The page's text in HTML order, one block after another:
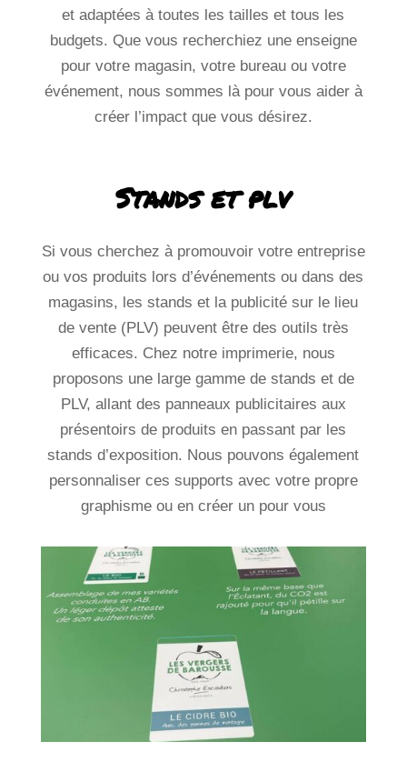
et adaptées à toutes les tailles et tous les
budgets. Que vous recherchiez une enseigne
pour votre magasin, votre bureau ou votre
événement, nous sommes là pour vous aider à
créer l’impact que vous désirez.
Si vous cherchez à promouvoir votre entreprise
ou vos produits lors d’événements ou dans des
magasins, les stands et la publicité sur le lieu
de vente (PLV) peuvent être des outils très
efficaces. Chez notre imprimerie, nous
proposons une large gamme de stands et de
PLV, allant des panneaux publicitaires aux
présentoirs de produits en passant par les
stands d’exposition. Nous pouvons également
personnaliser ces supports avec votre propre
graphisme ou en créer un pour vous